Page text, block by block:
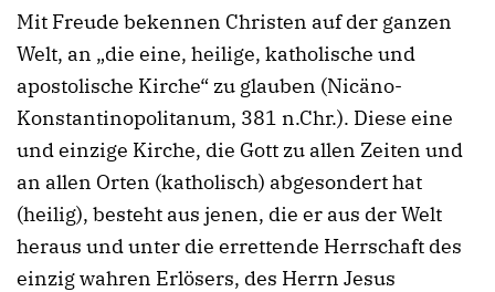
Mit Freude bekennen Christen auf der ganzen
Welt, an „die eine, heilige, katholische und
apostolische Kirche“ zu glauben (Nicäno-
Konstantinopolitanum, 381 n.Chr.). Diese eine
und einzige Kirche, die Gott zu allen Zeiten und
an allen Orten (katholisch) abgesondert hat
(heilig), besteht aus jenen, die er aus der Welt
heraus und unter die errettende Herrschaft des
einzig wahren Erlösers, des Herrn Jesus